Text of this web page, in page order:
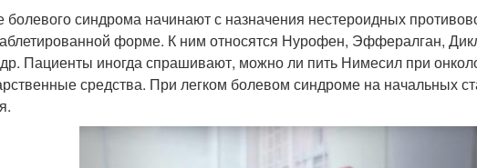
болевого синдрома начинают с назначения нестероидных
форме. К ним относятся Нурофен, Эффералган,
Пациенты иногда спрашивают, можно ли пить Нимесил при
средства. При легком болевом синдроме на начальных